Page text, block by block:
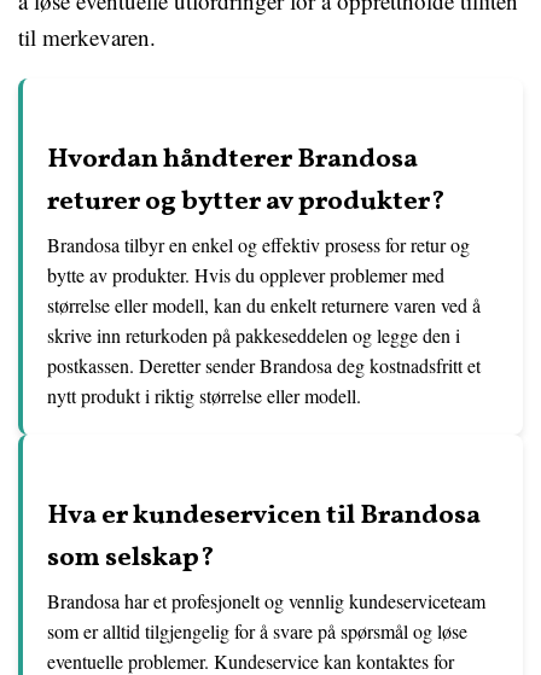
til merkevaren.
Hvordan håndterer Brandosa
returer og bytter av produkter?
Brandosa tilbyr en enkel og effektiv prosess for retur og
bytte av produkter. Hvis du opplever problemer med
størrelse eller modell, kan du enkelt returnere varen ved å
skrive inn returkoden på pakkeseddelen og legge den i
postkassen. Deretter sender Brandosa deg kostnadsfritt et
nytt produkt i riktig størrelse eller modell.
Hva er kundeservicen til Brandosa
som selskap?
Brandosa har et profesjonelt og vennlig kundeserviceteam
som er alltid tilgjengelig for å svare på spørsmål og løse
eventuelle problemer. Kundeservice kan kontaktes for